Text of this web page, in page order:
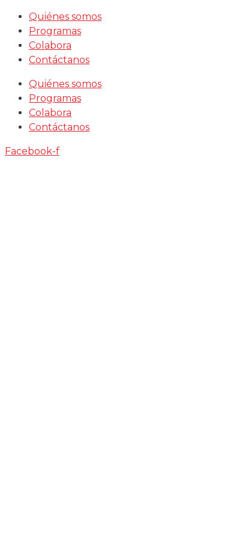
Saltar
contenido
Quiénes somos
Programas
Colabora
Contáctanos
Quiénes somos
Programas
Colabora
Contáctanos
Facebook-f